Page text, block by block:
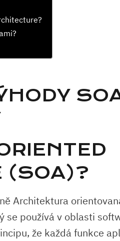
(SOA)?
Architektura
se používá v oblasti
že každá funkce